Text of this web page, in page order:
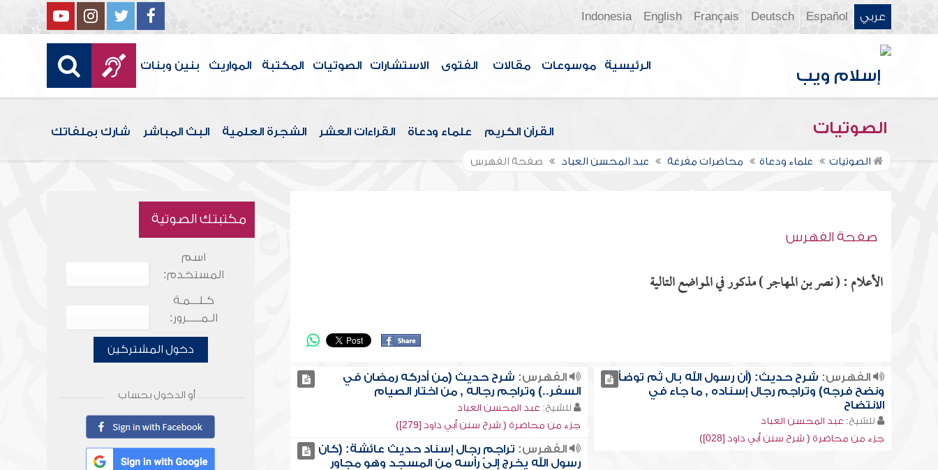
عربي Español
Deutsch
Français
English
Indonesia
الرئيسية موسوعات مقالات الفتوى الاستشارات الصوتيات المكتبة المواريث بنين وبنات
الصوتيات القرآن الكريم علماء ودعاة القراءات العشر الشجرة العلمية البث المباشر شارك بملفاتك
الصوتيات علماء ودعاة محاضرات مفرغة عبد المحسن العباد صفحة الفهرس
صفحة الفهرس
الأعلام : ( نصر بن المهاجر ) مذكور في المواضع التالية
الفهرس: شرح حديث: (أن رسول الله بال ثم توضأ
ونضح فرجه) وتراجم رجال إسناده , ما جاء في
الانتضاح
للشيخ: عبد المحسن العباد
جزء من محاضرة ( شرح سنن أبي داود [028])
الفهرس: شرح حديث (من أدركه رمضان في
السفر..) وتراجم رجاله , من اختار الصيام
للشيخ: عبد المحسن العباد
جزء من محاضرة ( شرح سنن أبي داود [279])
الفهرس: تراجم رجال إسناد حديث عائشة: (كان
رسول الله يخرج إليّ رأسه من المسجد وهو مجاور
مكتبتك الصوتية
اسم
المستخدم:
كـلـــمـة
الـمـــــرور:
دخول المشتركين
أو الدخول بحساب